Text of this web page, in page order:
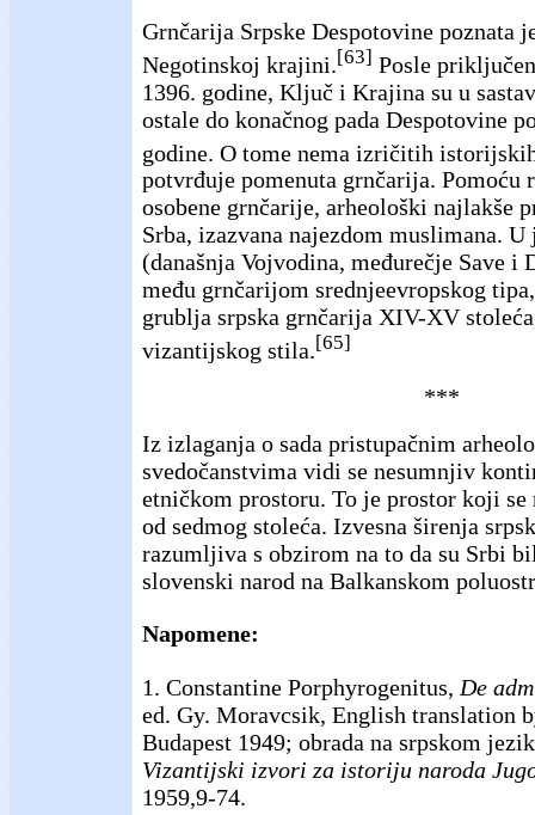
Grnčarija Srpske Despotovine poznata
Negotinskoj krajini.[63] Posle
1396. godine, Ključ i Krajina su u
ostale do konačnog pada Despotovine
godine. O tome nema izričitih
potvrđuje pomenuta grnčarija. Pomoću
osobene grnčarije, arheološki najlakše
Srba, izazvana najezdom muslimana.
(današnja Vojvodina, međurečje Save i
među grnčarijom srednjeevropskog
grublja srpska grnčarija XIV-XV
vizantijskog stila.[65]
***
Iz izlaganja o sada pristupačnim
svedočanstvima vidi se nesumnjiv
etničkom prostoru. To je prostor koji
od sedmog stoleća. Izvesna širenja
razumljiva s obzirom na to da su Srbi
slovenski narod na Balkanskom
Napomene:
1. Constantine Porphyrogenitus, De
ed. Gy. Moravcsik, English translation
Budapest 1949; obrada na srpskom
Vizantijski izvori za istoriju naroda
1959,9-74.